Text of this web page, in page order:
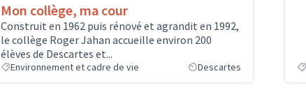
Mon collège, ma cour
Construit en 1962 puis rénové et agrandit en 1992,
le collège Roger Jahan accueille environ 200
élèves de Descartes et...
Environnement et cadre de vie Descartes